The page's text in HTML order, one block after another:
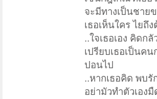
จะมีทางเป็นชายข
เธอเห็นใคร ไยถึ
..ใจเธอเอง คิดก
เปรียบเธอเป็นค
ปอนไป
..หากเธอคิด พบ
อย่ามัวทำตัวเอง